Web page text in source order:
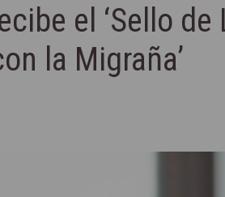
el ‘Sello
la Migraña’